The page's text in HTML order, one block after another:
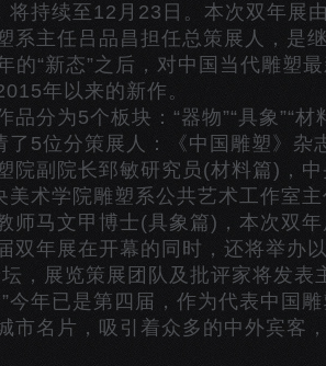
将持续至12月23日。本次双年展
系主任吕品昌担任总策展人，是
的“新态”之后，对中国当代雕塑
年以来的新作。
为5个板块：“器物”“具象”“材
了5位分策展人：《中国雕塑》杂
院副院长郅敏研究员(材料篇)，
美术学院雕塑系公共艺术工作室
师马文甲博士(具象篇)，本次双
双年展在开幕的同时，还将举办
，展览策展团队及批评家将发表
年已是第四届，作为代表中国雕
市名片，吸引着众多的中外宾客